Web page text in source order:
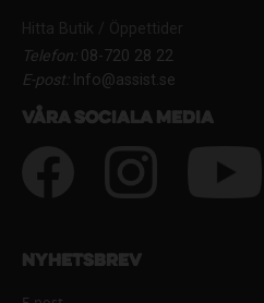
Hitta Butik / Öppettider
Telefon:08-720 28 22
E-post:Info@assist.se
Våra sociala media
Nyhetsbrev